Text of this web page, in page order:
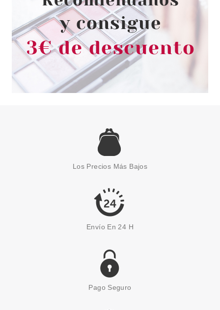
Los Precios Más Bajos
Envío En 24 H
Pago Seguro